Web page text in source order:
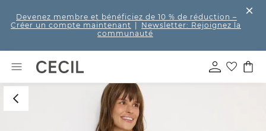
Devenez membre et bénéficiez de 10 % de réduction –
Créer un compte maintenant
Newsletter: Rejoignez la
communauté